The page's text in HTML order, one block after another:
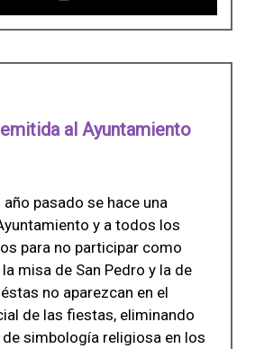
al Ayuntamiento
pasado se hace una
y a todos los
para no participar como
misa de San Pedro y la de
no aparezcan en el
de las fiestas, eliminando
simbología religiosa en los